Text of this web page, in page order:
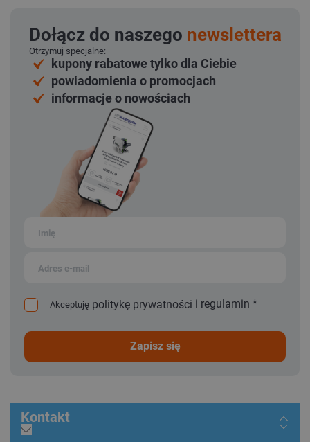
Dołącz do naszego newslettera
Otrzymuj specjalne:
kupony rabatowe tylko dla Ciebie
powiadomienia o promocjach
informacje o nowościach
Akceptuję politykę prywatności i regulamin *
zapisz się
Kontakt